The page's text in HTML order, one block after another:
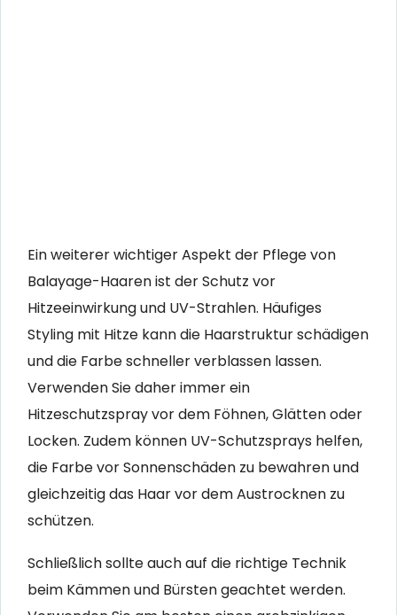
Ein weiterer wichtiger Aspekt der Pflege von
Balayage-Haaren ist der Schutz vor
Hitzeeinwirkung und UV-Strahlen. Häufiges
Styling mit Hitze kann die Haarstruktur schädigen
und die Farbe schneller verblassen lassen.
Verwenden Sie daher immer ein
Hitzeschutzspray vor dem Föhnen, Glätten oder
Locken. Zudem können UV-Schutzsprays helfen,
die Farbe vor Sonnenschäden zu bewahren und
gleichzeitig das Haar vor dem Austrocknen zu
schützen.
Schließlich sollte auch auf die richtige Technik
beim Kämmen und Bürsten geachtet werden.